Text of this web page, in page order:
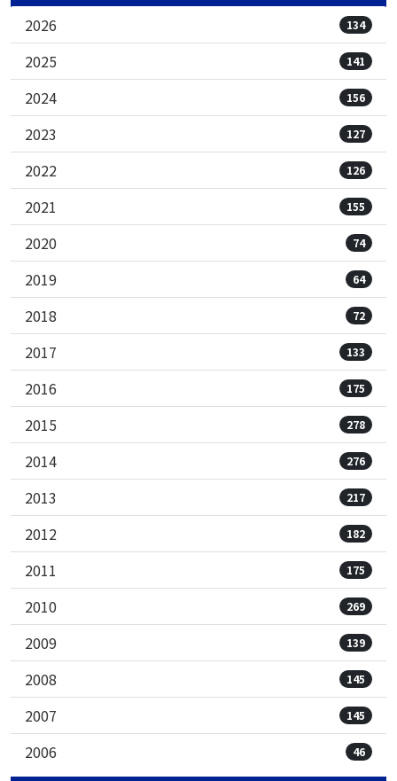
2026
134
2025 141
2024 156
2023 127
2022 126
2021 155
2020 74
2019 64
2018 72
2017 133
2016 175
2015 278
2014 276
2013 217
2012 182
2011 175
2010 269
2009 139
2008 145
2007 145
2006 46